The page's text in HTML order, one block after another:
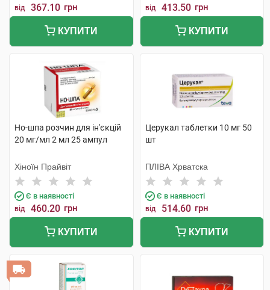
від 367.10 грн
КУПИТИ
від 413.50 грн
КУПИТИ
Но-шпа розчин для ін'єкцій
20 мг/мл 2 мл 25 ампул
Хіноїн Прайвіт
Є в наявності
від 460.20 грн
КУПИТИ
Церукал таблетки 10 мг 50
шт
ПЛІВА Хрватска
Є в наявності
від 514.60 грн
КУПИТИ